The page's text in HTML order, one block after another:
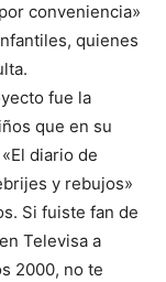
conveniencia»
quienes
fue la
que en su
diario de
y rebujos»
Si fuiste fan de
Televisa a
2000, no te